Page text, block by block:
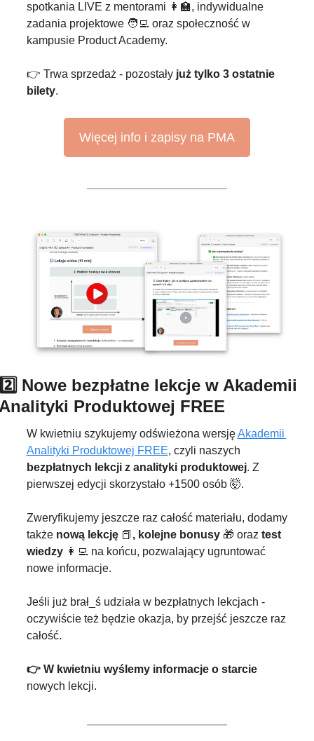
spotkania LIVE z mentorami 👩‍🏫, indywidualne
zadania projektowe 🧑‍💻 oraz społeczność w
kampusie Product Academy.
👉 Trwa sprzedaż - pozostały już tylko 3 ostatnie
bilety.
Więcej info i zapisy na PMA
Nowe bezpłatne lekcje w Akademii
Produktowej FREE
W kwietniu szykujemy odświeżona wersję Akademii
Analityki Produktowej FREE
bezpłatnych lekcji z analityki produktowej. Z
pierwszej edycji skorzystało +1500 osób 🤯.
Zweryfikujemy jeszcze raz całość materiału, dodamy
także nową lekcję 📕 , kolejne bonusy 🎁 oraz test
wiedzy 👩‍💻 na końcu, pozwalający ugruntować
nowe informacje.
Jeśli już brał_ś udziała w bezpłatnych lekcjach -
oczywiście też będzie okazja, by przejść jeszcze raz
całość.
👉 W kwietniu wyślemy informacje o starcie
nowych lekcji.